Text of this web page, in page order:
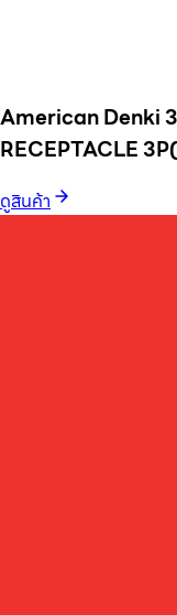
American Denki
RECEPTACLE
ดูสินค้า